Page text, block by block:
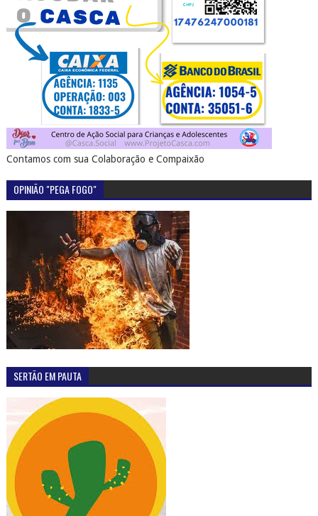
Contamos com sua Colaboração e Compaixão
OPINIÃO "PEGA FOGO"
SERTÃO EM PAUTA